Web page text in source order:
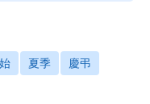
articles/5096/
の双方で経験がある社
夏季 慶弔